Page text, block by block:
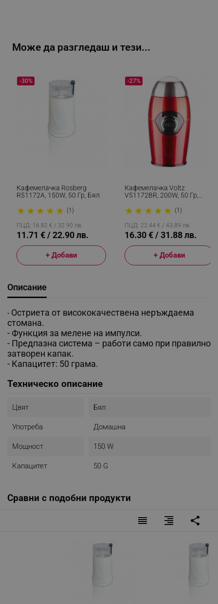
Може да разгледаш и тези...
Кафемелачка Rosberg
R51172A, 150W, 50 Гр, Бял
★ ★ ★ ★ ★ (1)
-30%
ПЦД: 16.82 € / 32.90 лв.
11.71 € / 22.90 лв.
+ Добави
Кафемелачка Voltz
V51172BR, 200W, 50 Гр,
★ ★ ★ ★ ★ (1)
-27%
ПЦД: 22.44 € / 43.89 лв.
16.30 € / 31.88 лв.
+ Добави
Описание
- Остриета от висококачествена неръждаема
стомана.
-Функция за мелене на импулси.
- Предпазна система – работи само при правилно
затворен капак.
- Капацитет: 50 грама.
Техническо описание
Цвят Бял
Употреба Домашна
Мощност 150 W
Капацитет 50 G
Сравни с подобни продукти
reorder format_align_right share